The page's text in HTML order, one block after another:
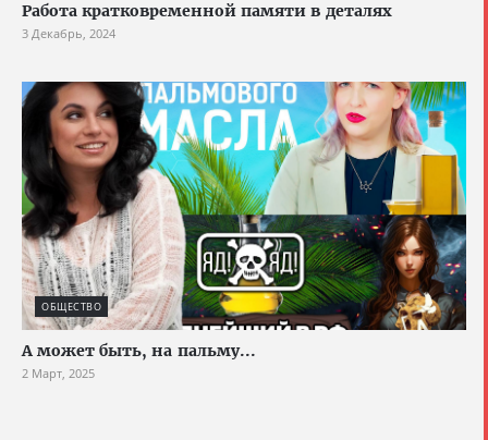
Работа кратковременной памяти в деталях
3 Декабрь, 2024
ОБЩЕСТВО
А может быть, на пальму...
2 Март, 2025